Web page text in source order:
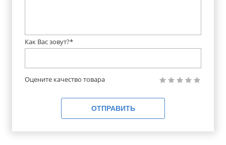
Как Вас зовут?*
Оцените качество товара
ОТПРАВИТЬ